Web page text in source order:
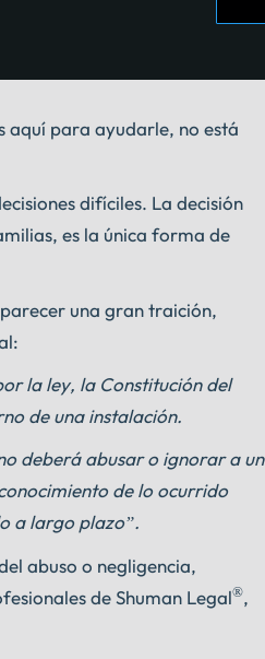
aquí para ayudarle, no está
difíciles. La decisión
es la única forma de
una gran traición,
la ley, la Constitución del
de una instalación.
deberá abusar o ignorar a un
de lo ocurrido
a largo plazo”.
abuso o negligencia,
de Shuman Legal®,